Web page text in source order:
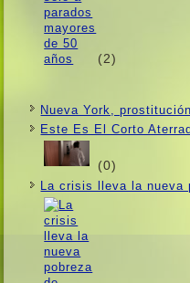
(2)
Nueva York,
Este Es El Corto
(0)
La crisis lleva la nueva